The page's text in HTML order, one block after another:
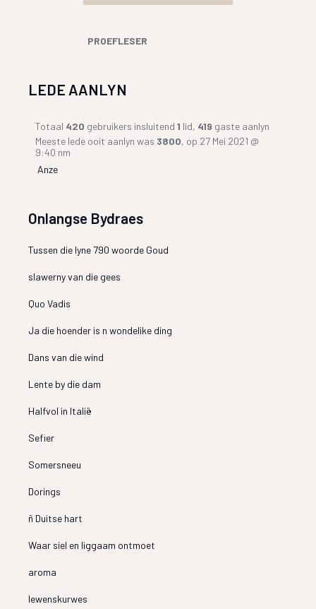
PROEFLESER
LEDE AANLYN
Totaal 420 gebruikers insluitend1 lid, 419 gaste aanlyn
Meeste lede ooit aanlyn was 3800, op 27 Mei 2021 @
9:40 nm
Anze
Onlangse Bydraes
Tussen die lyne 790 woorde Goud
slawerny van die gees
Quo Vadis
Ja die hoender is n wondelike ding
Dans van die wind
Lente by die dam
Halfvol in Italië
Sefier
Somersneeu
Dorings
ñ Duitse hart
Waar siel en liggaam ontmoet
aroma
lewenskurwes